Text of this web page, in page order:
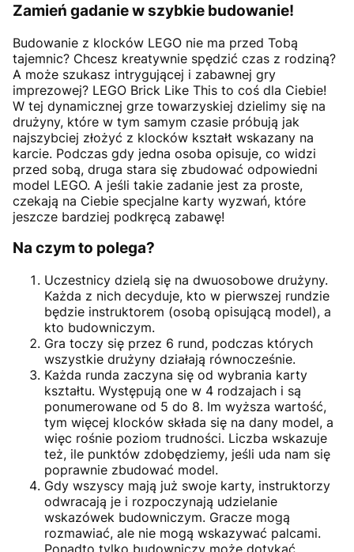
Zamień gadanie w szybkie budowanie!
Budowanie z klocków LEGO nie ma przed Tobą
tajemnic? Chcesz kreatywnie spędzić czas z rodziną?
A może szukasz intrygującej i zabawnej gry
imprezowej? LEGO Brick Like This to coś dla Ciebie!
W tej dynamicznej grze towarzyskiej dzielimy się na
drużyny, które w tym samym czasie próbują jak
najszybciej złożyć z klocków kształt wskazany na
karcie. Podczas gdy jedna osoba opisuje, co widzi
przed sobą, druga stara się zbudować odpowiedni
model LEGO. A jeśli takie zadanie jest za proste,
czekają na Ciebie specjalne karty wyzwań, które
jeszcze bardziej podkręcą zabawę!
Na czym to polega?
Uczestnicy dzielą się na dwuosobowe drużyny.
Każda z nich decyduje, kto w pierwszej rundzie
będzie instruktorem (osobą opisującą model), a
kto budowniczym.
Gra toczy się przez 6 rund, podczas których
wszystkie drużyny działają równocześnie.
Każda runda zaczyna się od wybrania karty
kształtu. Występują one w 4 rodzajach i są
ponumerowane od 5 do 8. Im wyższa wartość,
tym więcej klocków składa się na dany model, a
więc rośnie poziom trudności. Liczba wskazuje
też, ile punktów zdobędziemy, jeśli uda nam się
poprawnie zbudować model.
Gdy wszyscy mają już swoje karty, instruktorzy
odwracają je i rozpoczynają udzielanie
wskazówek budowniczym. Gracze mogą
rozmawiać, ale nie mogą wskazywać palcami.